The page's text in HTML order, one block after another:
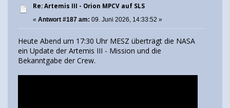
Re: Artemis III - Orion MPCV auf SLS
« Antwort #187 am: 09. Juni 2026, 14:33:52 »
Heute Abend um 17:30 Uhr MESZ überträgt die NASA
ein Update der Artemis III - Mission und die
Bekanntgabe der Crew.